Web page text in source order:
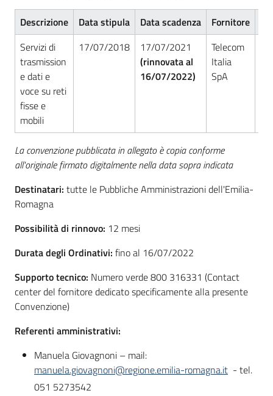
Descrizione Data stipula Data scadenza Fornitore
Servizi di
trasmission
e dati e
voce su reti
fisse e
mobili
17/07/2018
17/07/2021
(rinnovata al
16/07/2022)
Telecom
Italia
SpA
La convenzione pubblicata in allegato è copia conforme
all'originale firmato digitalmente nella data sopra indicata
Destinatari: tutte le Pubbliche Amministrazioni dell'Emilia-
Romagna
Possibilità di rinnovo: 12 mesi
Durata degli Ordinativi: fino al 16/07/2022
Supporto tecnico: Numero verde 800 316331 (Contact
center del fornitore dedicato specificamente alla presente
Convenzione)
Referenti amministrativi:
Manuela Giovagnoni – mail:
manuela.giovagnoni@regione.emilia-romagna.it - tel.
051 5273542